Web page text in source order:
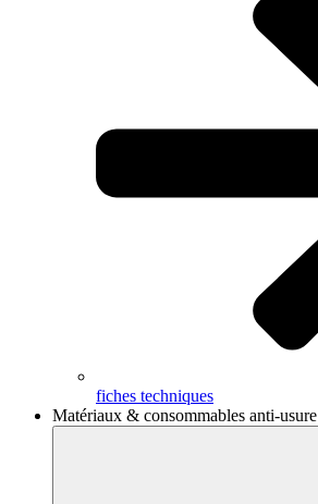
fiches techniques
Matériaux & consommables anti-usure